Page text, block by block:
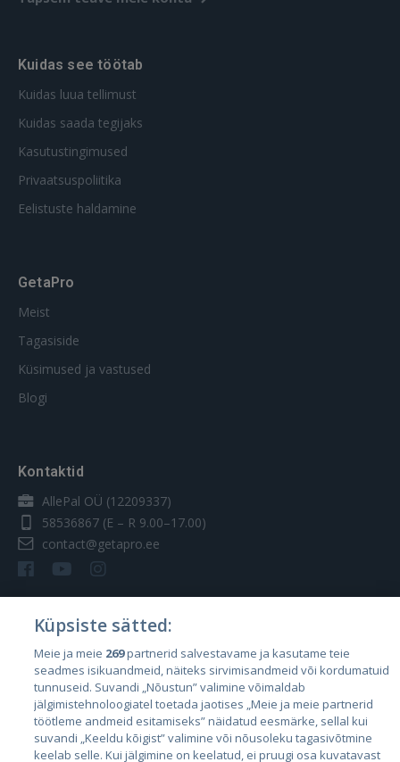
Kuidas see töötab
Kuidas luua tellimust
Kuidas saada tegijaks
Kasutustingimused
Privaatsuspoliitika
Eelistuste haldamine
GetaPro
Meist
Tagasiside
Küsimused ja vastused
Blogi
Kontaktid
AllePal OÜ (12209337)
58536867 (E – R 9.00–17.00)
contact@getapro.ee
Riigid
Eesti
Läti
Leedu
Küpsiste sätted:
Meie ja meie 269partnerid salvestavame ja kasutame teie
seadmes isikuandmeid, näiteks sirvimisandmeid või kordumatuid
tunnuseid. Suvandi „Nõustun” valimine võimaldab
jälgimistehnoloogiatel toetada jaotises „Meie ja meie partnerid
töötleme andmeid esitamiseks” näidatud eesmärke, sellal kui
suvandi „Keeldu kõigist” valimine või nõusoleku tagasivõtmine
keelab selle. Kui jälgimine on keelatud, ei pruugi osa kuvatavast